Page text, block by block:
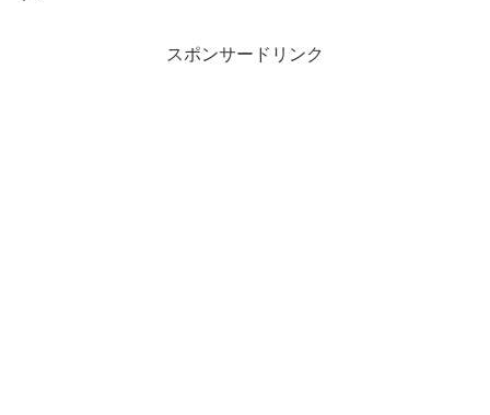
スポンサードリンク